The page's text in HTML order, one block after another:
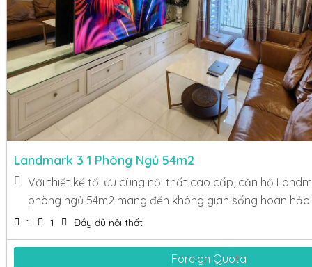
Landmark 3 1 Phòng Ngủ 54m2
Với thiết kế tối ưu cùng nội thất cao cấp, căn hộ
phòng ngủ 54m2 mang đến không gian sống hoàn hảo
1 1 Đầy đủ nội thất
Foreign Quota